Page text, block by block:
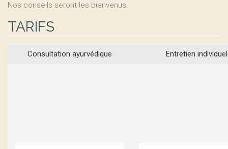
Nos conseils seront les bienvenus.
TARIFS
Consultation ayurvédique Entretien individuel